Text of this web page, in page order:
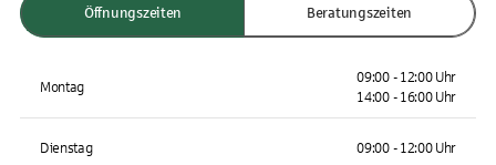
Öffnungszeiten Beratungszeiten
Montag
09:00 - 12:00 Uhr
14:00 - 16:00 Uhr
Dienstag 09:00 - 12:00 Uhr